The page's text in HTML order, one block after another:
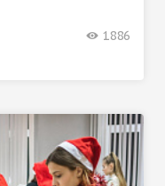
1886